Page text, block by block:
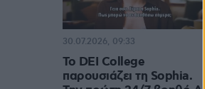
Το DEI College
παρουσιάζει τη Sophia.
30.07.2026, 09:33